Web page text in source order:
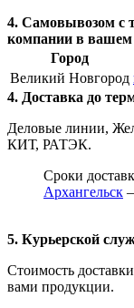
4. Самовывозом с
компании в вашем
Город
Великий Новгород
4. Доставка до
Деловые линии,
КИТ, РАТЭК.
Сроки
Архангельск
5. Курьерской
Стоимость
вами продукции.